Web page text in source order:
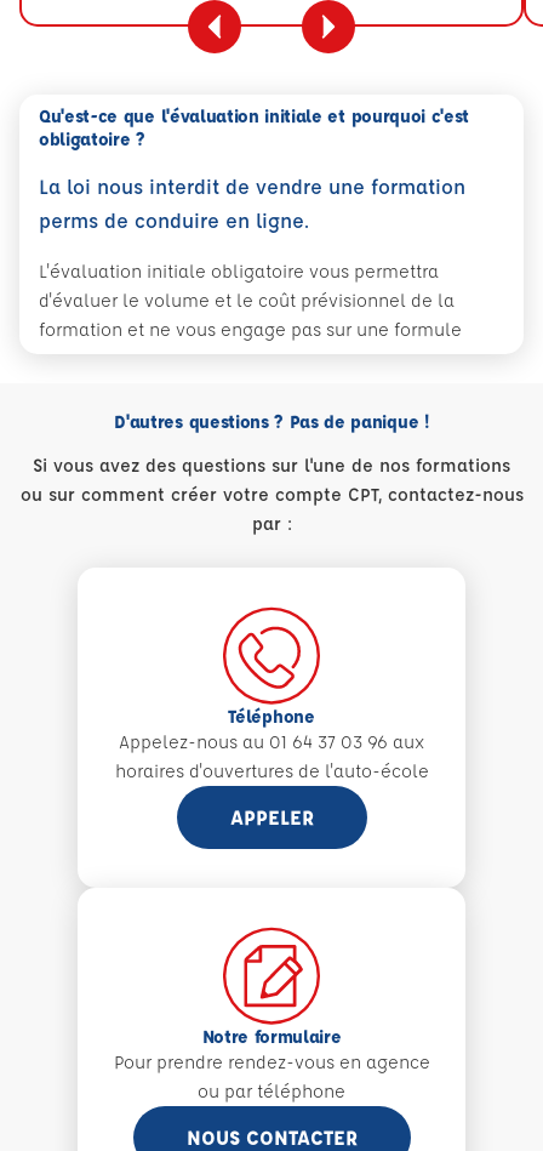
Qu'est-ce que l'évaluation initiale et pourquoi c'est
obligatoire ?
La loi nous interdit de vendre une formation
perms de conduire en ligne.
L'évaluation initiale obligatoire vous permettra
d'évaluer le volume et le coût prévisionnel de la
formation et ne vous engage pas sur une formule
D'autres questions ? Pas de panique !
Si vous avez des questions sur l'une de nos formations
ou sur comment créer votre compte CPT, contactez-nous
par :
Téléphone
Appelez-nous au 01 64 37 03 96 aux
horaires d'ouvertures de l'auto-école
APPELER
Notre formulaire
Pour prendre rendez-vous en agence
ou par téléphone
NOUS CONTACTER